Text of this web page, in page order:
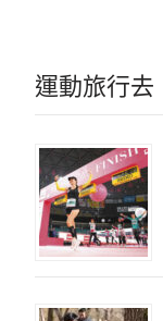
運動旅行去